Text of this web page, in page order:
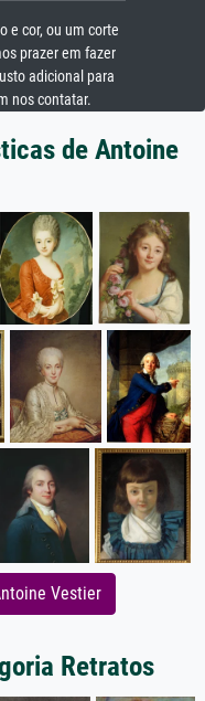
e cor, ou um corte
prazer em fazer
adicional para
nos contatar.
de Antoine
Vestier
Retratos